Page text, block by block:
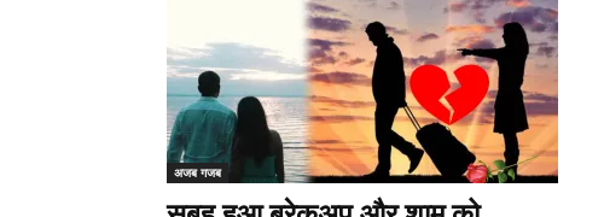
अजब गजब